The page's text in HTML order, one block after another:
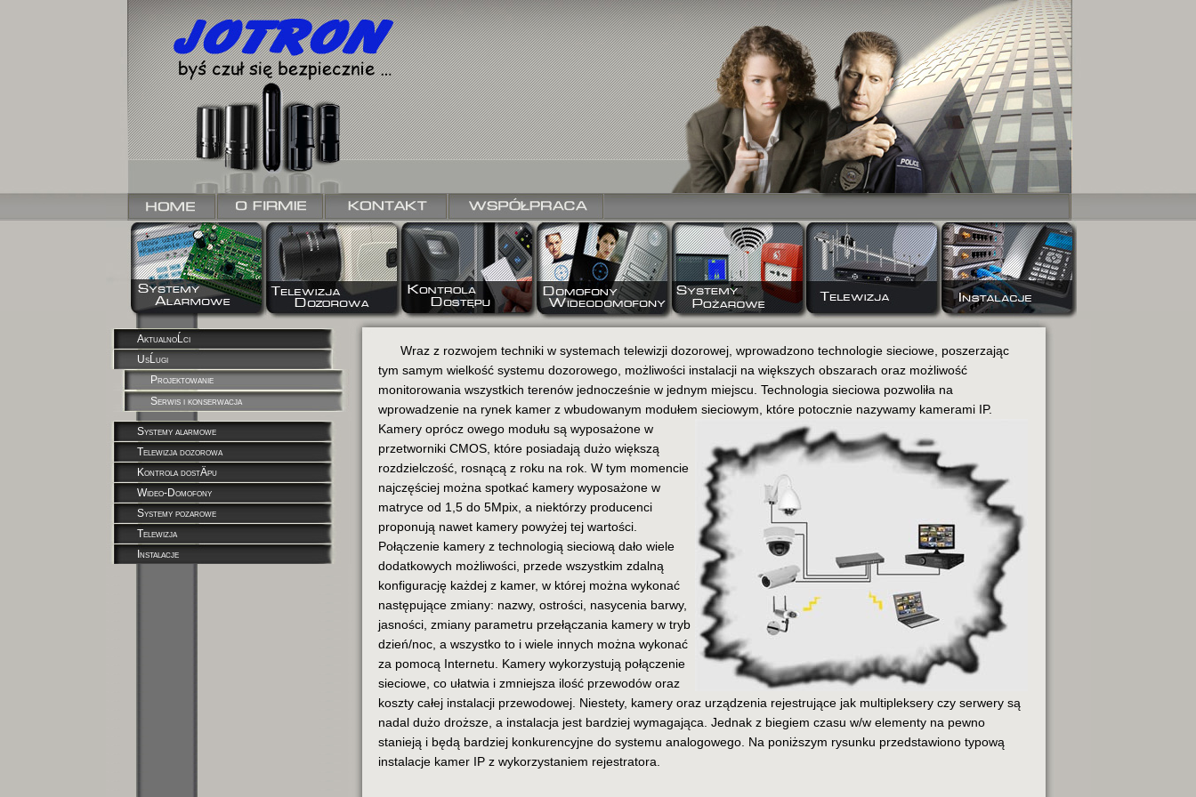
AktualnoĹci
UsĹugi
Projektowanie
Serwis i konserwacja
Systemy alarmowe
Telewizja dozorowa
Kontrola dostÄpu
Wideo-Domofony
Systemy pozarowe
Telewizja
Instalacje
Wraz z rozwojem techniki w systemach telewizji dozorowej, wprowadzono technologie sieciowe, poszerzając
tym samym wielkość systemu dozorowego, możliwości instalacji na większych obszarach oraz możliwość
monitorowania wszystkich terenów jednocześnie w jednym miejscu. Technologia sieciowa pozwoliła na
wprowadzenie na rynek kamer z wbudowanym modułem sieciowym, które potocznie nazywamy kamerami IP.
Kamery oprócz owego modułu są wyposażone w
przetworniki CMOS, które posiadają dużo większą
rozdzielczość, rosnącą z roku na rok. W tym momencie
najczęściej można spotkać kamery wyposażone w
matryce od 1,5 do 5Mpix, a niektórzy producenci
proponują nawet kamery powyżej tej wartości.
Połączenie kamery z technologią sieciową dało wiele
dodatkowych możliwości, przede wszystkim zdalną
konfigurację każdej z kamer, w której można wykonać
następujące zmiany: nazwy, ostrości, nasycenia barwy,
jasności, zmiany parametru przełączania kamery w tryb
dzień/noc, a wszystko to i wiele innych można wykonać
za pomocą Internetu. Kamery wykorzystują połączenie
sieciowe, co ułatwia i zmniejsza ilość przewodów oraz
koszty całej instalacji przewodowej. Niestety, kamery oraz urządzenia rejestrujące jak multipleksery czy serwery są
nadal dużo droższe, a instalacja jest bardziej wymagająca. Jednak z biegiem czasu w/w elementy na pewno
stanieją i będą bardziej konkurencyjne do systemu analogowego. Na poniższym rysunku przedstawiono typową
instalacje kamer IP z wykorzystaniem rejestratora.